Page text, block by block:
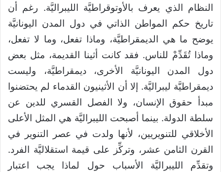
النظام الذي يعرف بالأوتوقراطيَّة الليبراليَّة. رغم أن
تاريخ حكم المواطن الذاتي في دول المدن اليونانيَّة
يوضح ما هي الديمقراطيَّة، وماذا تفعل، وما لا تفعل،
وماذا تُقَدِّمْ للناس. فقد كانت أثينا القديمة، مثل بعض
دول المدن اليونانيَّة الأخرى، ديمقراطيَّة، وليست
ديمقراطيَّة ليبراليَّة. إلا أن الأثينيون القدماء لم يحتضنوا
مبدأ حقوق الإنسان، ولا الفصل القسري للدين عن
سلطة الدولة. بينما أصبحت الليبراليَّة هي المثل الأعلى
الأخلاقي للتنويريين، لأنها ولدت في عصر التنوير في
القرن الثامن عشر، وتركِّز على قيمة استقلاليَّة الفرد.
وتقدِّم الليبراليَّة الأسباب حول لماذا يجب اعتبار